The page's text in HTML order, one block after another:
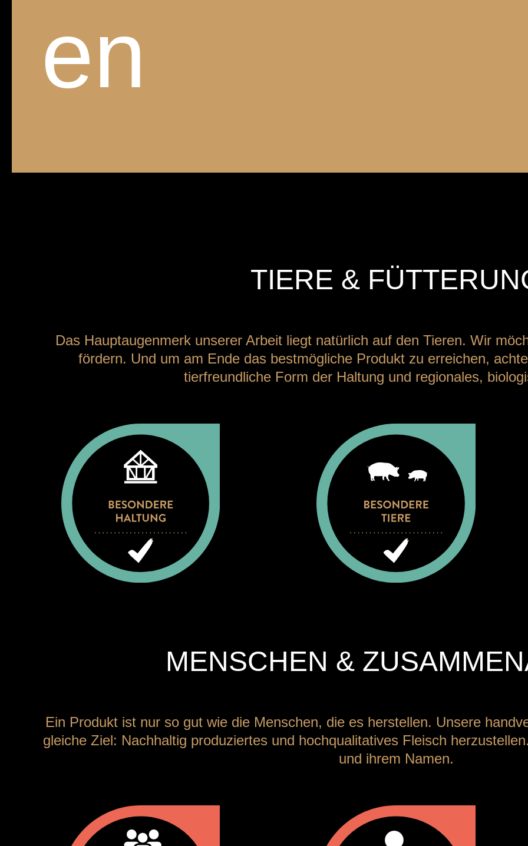
en
TIERE &
Das Hauptaugenmerk unserer Arbeit liegt natürlich auf den Tieren. Wir
fördern. Und um am Ende das bestmögliche Produkt zu erreichen,
tierfreundliche Form der Haltung und regionales,
MENSCHEN &
Ein Produkt ist nur so gut wie die Menschen, die es herstellen. Unsere
gleiche Ziel: Nachhaltig produziertes und hochqualitatives Fleisch
und ihrem Namen.